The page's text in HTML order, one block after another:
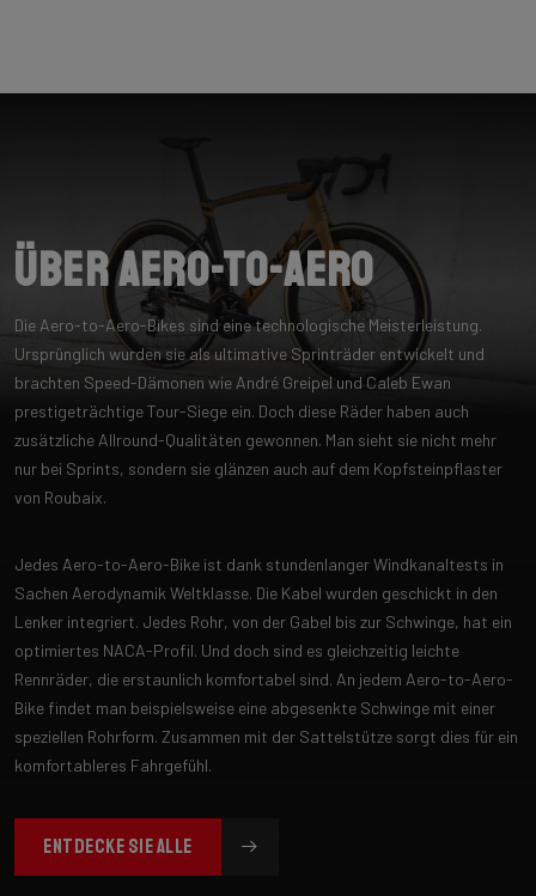
Über Aero-to-Aero
Die Aero-to-Aero-Bikes sind eine technologische Meisterleistung.
Ursprünglich wurden sie als ultimative Sprinträder entwickelt und
brachten Speed-Dämonen wie André Greipel und Caleb Ewan
prestigeträchtige Tour-Siege ein. Doch diese Räder haben auch
zusätzliche Allround-Qualitäten gewonnen. Man sieht sie nicht mehr
nur bei Sprints, sondern sie glänzen auch auf dem Kopfsteinpflaster
von Roubaix.
Jedes Aero-to-Aero-Bike ist dank stundenlanger Windkanaltests in
Sachen Aerodynamik Weltklasse. Die Kabel wurden geschickt in den
Lenker integriert. Jedes Rohr, von der Gabel bis zur Schwinge, hat ein
optimiertes NACA-Profil. Und doch sind es gleichzeitig leichte
Rennräder, die erstaunlich komfortabel sind. An jedem Aero-to-Aero-
Bike findet man beispielsweise eine abgesenkte Schwinge mit einer
speziellen Rohrform. Zusammen mit der Sattelstütze sorgt dies für ein
komfortableres Fahrgefühl.
ENTDECKE SIE ALLE